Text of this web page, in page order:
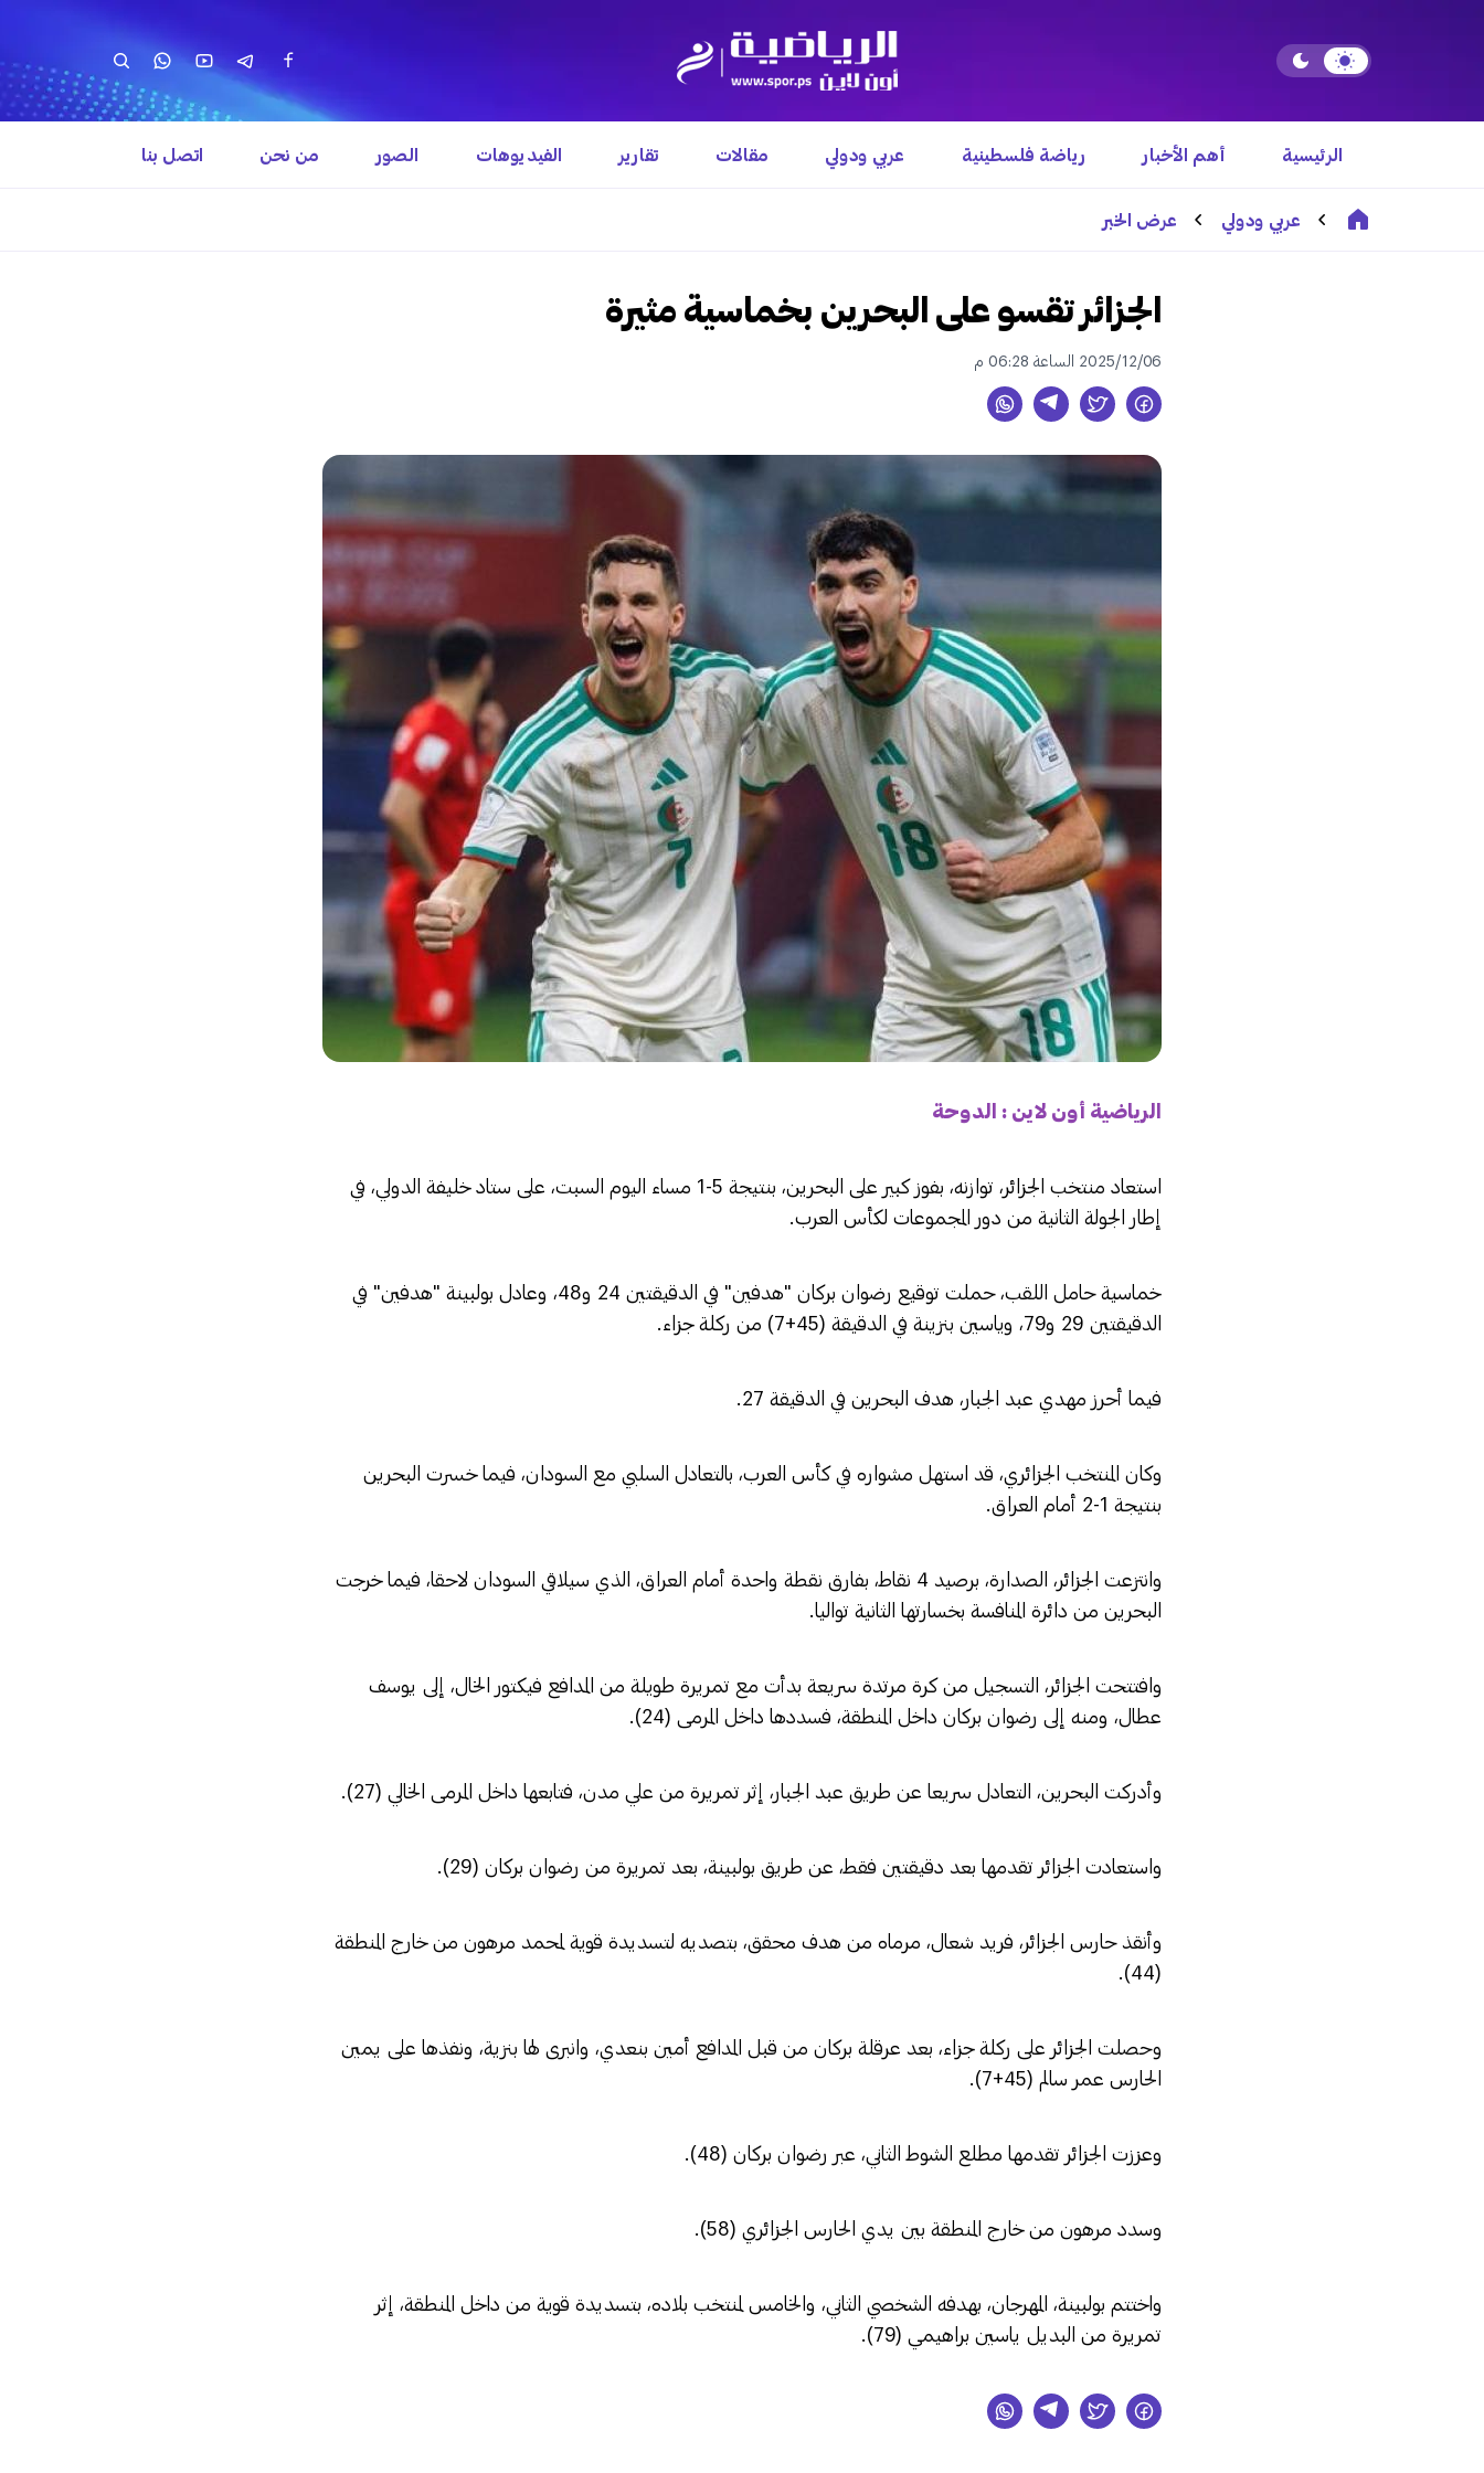
الرئيسية أهم الأخبار رياضة فلسطينية عربي ودولي مقالات تقارير الفيديوهات الصور من نحن اتصل بنا
عربي ودولي عرض الخبر
الجزائر تقسو على البحرين بخماسية مثيرة
2025/12/06 الساعة 06:28 م
الرياضية أون لاين : الدوحة
استعاد منتخب الجزائر، توازنه، بفوز كبير على البحرين، بنتيجة 5-1 مساء اليوم السبت، على ستاد خليفة الدولي، في
إطار الجولة الثانية من دور المجموعات لكأس العرب.
خماسية حامل اللقب، حملت توقيع رضوان بركان "هدفين" في الدقيقتين 24 و48، وعادل بولبينة "هدفين" في
الدقيقتين 29 و79، وياسين بنزينة في الدقيقة (45+7) من ركلة جزاء.
فيما أحرز مهدي عبد الجبار، هدف البحرين في الدقيقة 27.
وكان المنتخب الجزائري، قد استهل مشواره في كأس العرب، بالتعادل السلبي مع السودان، فيما خسرت البحرين
بنتيجة 1-2 أمام العراق.
وانتزعت الجزائر، الصدارة، برصيد 4 نقاط، بفارق نقطة واحدة أمام العراق، الذي سيلاقي السودان لاحقا، فيما خرجت
البحرين من دائرة المنافسة بخسارتها الثانية تواليا.
وافتتحت الجزائر، التسجيل من كرة مرتدة سريعة بدأت مع تمريرة طويلة من المدافع فيكتور الخال، إلى يوسف
عطال، ومنه إلى رضوان بركان داخل المنطقة، فسددها داخل المرمى (24).
وأدركت البحرين، التعادل سريعا عن طريق عبد الجبار، إثر تمريرة من علي مدن، فتابعها داخل المرمى الخالي (27).
واستعادت الجزائر تقدمها بعد دقيقتين فقط، عن طريق بولبينة، بعد تمريرة من رضوان بركان (29).
وأنقذ حارس الجزائر، فريد شعال، مرماه من هدف محقق، بتصديه لتسديدة قوية لمحمد مرهون من خارج المنطقة
(44).
وحصلت الجزائر على ركلة جزاء، بعد عرقلة بركان من قبل المدافع أمين بنعدي، وانبرى لها بنزية، ونفذها على يمين
الحارس عمر سالم (45+7).
وعززت الجزائر تقدمها مطلع الشوط الثاني، عبر رضوان بركان (48).
وسدد مرهون من خارج المنطقة بين يدي الحارس الجزائري (58).
واختتم بولبينة، المهرجان، بهدفه الشخصي الثاني، والخامس لمنتخب بلاده، بتسديدة قوية من داخل المنطقة، إثر
تمريرة من البديل ياسين براهيمي (79).